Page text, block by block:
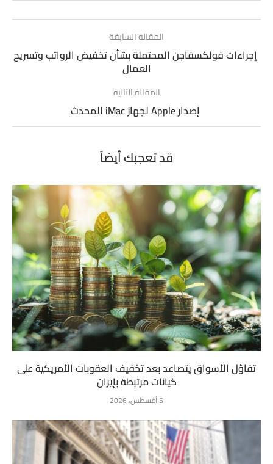
المقالة السابقة
إجراءات فولكسفاجن المحتملة بشأن تخفيض الرواتب وتسريح
العمال
المقالة التالية
إصدار Apple لجهاز iMac المحدث
قد تعجبك أيضاً
تفاؤل الأسواق يتصاعد بعد تخفيف العقوبات الأمريكية على
كيانات مرتبطة بإيران
5 أغسطس، 2026